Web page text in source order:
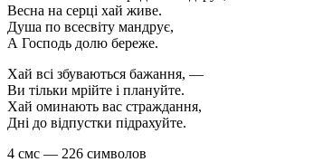
Весна на серці хай живе.
Душа по всесвіту мандрує,
А Господь долю береже.
Хай всі збуваються бажання, —
Ви тільки мрійте і плануйте.
Хай оминають вас страждання,
Дні до відпустки підрахуйте.
4 смс — 226 символов